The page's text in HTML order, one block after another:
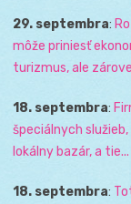
29. septembra:
môže priniesť
turizmus, ale
18. septembra:
špeciálnych
lokálny bazár, a tie...
18. septembra: